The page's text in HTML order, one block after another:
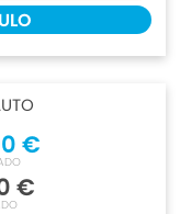
€
€